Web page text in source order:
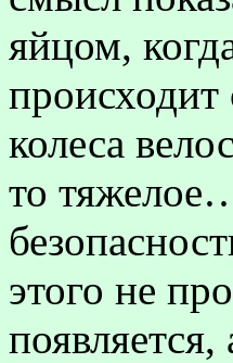
яйцом,
колеса
то
этого не